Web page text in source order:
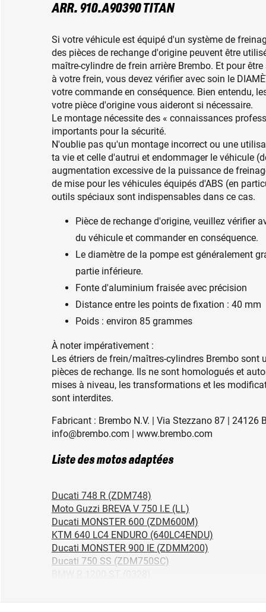
ARR. 910.A90390 TITAN
Si votre véhicule est équipé d'un système de
des pièces de rechange d'origine peuvent être
maître-cylindre de frein arrière Brembo. Et pour
à votre frein, vous devez vérifier avec soin le
votre commande en conséquence. Bien entendu,
votre pièce d'origine vous aideront si nécessaire.
Le montage nécessite des « connaissances
importants pour la sécurité.
N'oublie pas qu'un montage incorrect ou une
ta vie et celle d'autrui et endommager le véhicule
augmentation excessive de la puissance de
de mise pour les véhicules équipés d'ABS (en
outils spéciaux sont indispensables dans ce cas.
Pièce de rechange d'origine, veuillez vérifier
du véhicule et commander en conséquence.
Le diamètre de la pompe est généralement
partie inférieure.
Fonte d'aluminium fraisée avec précision
Distance entre les points de fixation : 40 mm
Poids : environ 85 grammes
À noter impérativement :
Les étriers de frein/maîtres-cylindres Brembo
pièces de rechange. Ils ne sont homologués et
mises à niveau, les transformations et les
sont interdites.
Fabricant : Brembo N.V. | Via Stezzano 87 | 24126
info@brembo.com | www.brembo.com
Liste des motos adaptées
Ducati 748 R (ZDM748)
Moto Guzzi BREVA V 750 I.E (LL)
Ducati MONSTER 600 (ZDM600M)
KTM 640 LC4 ENDURO (640LC4ENDU)
Ducati MONSTER 900 IE (ZDMM200)
Ducati 750 SS (ZDM750SC)
Ducati PANIGALE 1199 (1199)